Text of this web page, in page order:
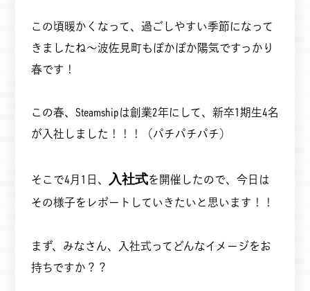
この頃暖かくなって、過ごしやすい季節になって
きましたね～波佐見町もぽかぽか陽気ですっかり
春です！
この春、Steamshipは創業2年にして、新卒1期生4名
が入社しました！！！（パチパチパチ）
そこで4月1日、 入社式を開催したので、今日は
その様子をレポートしていきたいと思います！！
まず、みなさん、入社式ってどんなイメージをお
持ちですか？？